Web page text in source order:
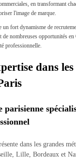
en transformant
l'image de marque.
un fort dynamisme de
de nombreuses opportunités
professionnelle.
dans
parisienne
dans les grandes
Lille, Bordeaux et